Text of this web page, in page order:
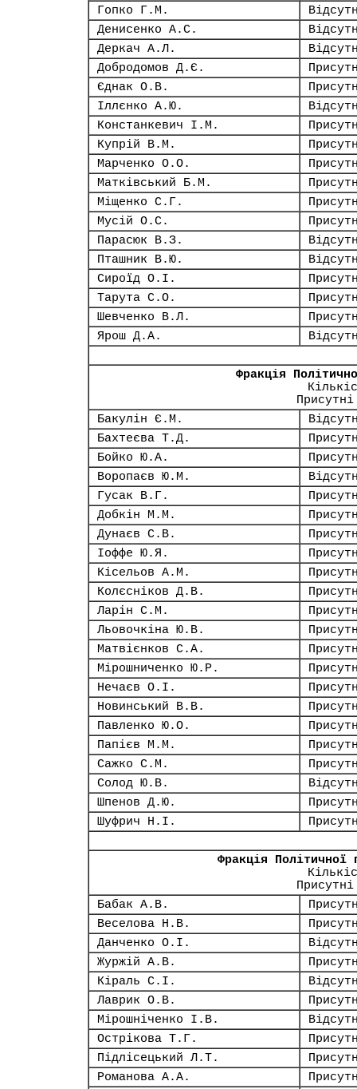
Гопко Г.М.
Денисенко А.С.
Деркач А.Л.
Добродомов Д.Є.
Єднак О.В.
Іллєнко А.Ю.
Констанкевич І.М.
Купрій В.М.
Марченко О.О.
Матківський Б.М.
Міщенко С.Г.
Мусій О.С.
Парасюк В.З.
Пташник В.Ю.
Сироїд О.І.
Тарута С.О.
Шевченко В.Л.
Ярош Д.А.
Фракція
Бакулін Є.М.
Бахтеєва Т.Д.
Бойко Ю.А.
Воропаєв Ю.М.
Гусак В.Г.
Добкін М.М.
Дунаєв С.В.
Іоффе Ю.Я.
Кісельов А.М.
Колєсніков Д.В.
Ларін С.М.
Льовочкіна Ю.В.
Матвієнков С.А.
Мірошниченко Ю.Р.
Нечаєв О.І.
Новинський В.В.
Павленко Ю.О.
Папієв М.М.
Сажко С.М.
Солод Ю.В.
Шпенов Д.Ю.
Шуфрич Н.І.
Фракція Політичної
Бабак А.В.
Веселова Н.В.
Данченко О.І.
Журжій А.В.
Кіраль С.І.
Лаврик О.В.
Мірошніченко І.В.
Острікова Т.Г.
Підлісецький Л.Т.
Романова А.А.